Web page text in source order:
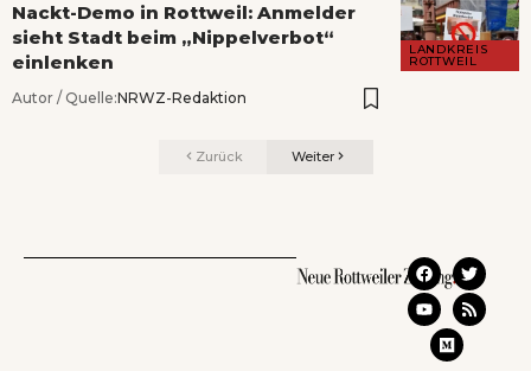
LANDKREIS
ROTTWEIL
Nackt-Demo in Rottweil: Anmelder
sieht Stadt beim „Nippelverbot“
einlenken
Autor / Quelle:NRWZ-Redaktion
Zurück Weiter